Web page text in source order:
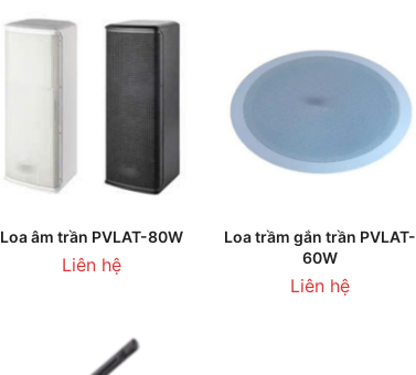
THÊM VÀO GIỎ HÀNG
Loa âm trần PVLAT-80W
Liên hệ
THÊM VÀO GIỎ HÀNG
Loa trầm gắn trần PVLAT-
60W
Liên hệ